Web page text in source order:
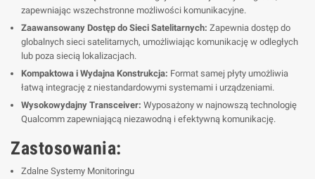
zapewniając wszechstronne możliwości komunikacyjne.
Zaawansowany Dostęp do Sieci Satelitarnych: Zapewnia dostęp do
globalnych sieci satelitarnych, umożliwiając komunikację w odległych
lub poza siecią lokalizacjach.
Kompaktowa i Wydajna Konstrukcja: Format samej płyty umożliwia
łatwą integrację z niestandardowymi systemami i urządzeniami.
Wysokowydajny Transceiver: Wyposażony w najnowszą technologię
Qualcomm zapewniającą niezawodną i efektywną komunikację.
Zastosowania:
Zdalne Systemy Monitoringu